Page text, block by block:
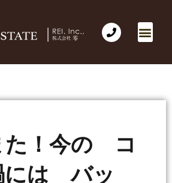
た！今の コ
には バッ